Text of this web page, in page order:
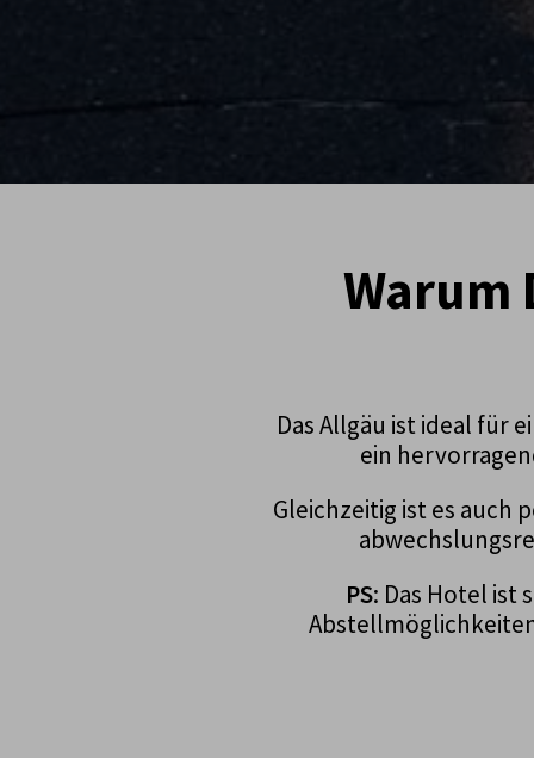
Warum
Das Allgäu ist ideal für
ein
Gleichzeitig ist es auch
PS: Das Hotel ist